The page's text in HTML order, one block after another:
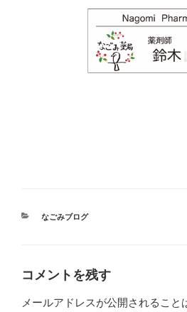
カ
なごみブログ
コメントを残す
メールアドレスが公開されること